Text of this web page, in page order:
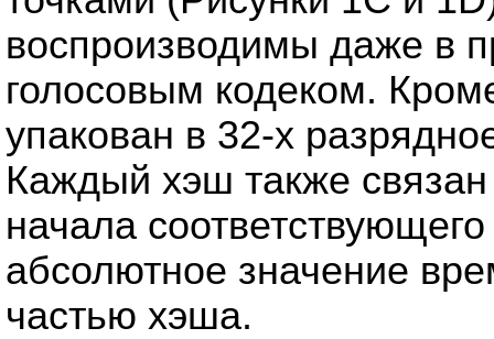
воспроизводимы даже в
голосовым кодеком.
упакован в 32-х
Каждый хэш также
начала
абсолютное значение
частью хэша.